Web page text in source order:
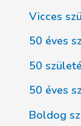
Vicces
50 éves
50
50 éves
Boldog